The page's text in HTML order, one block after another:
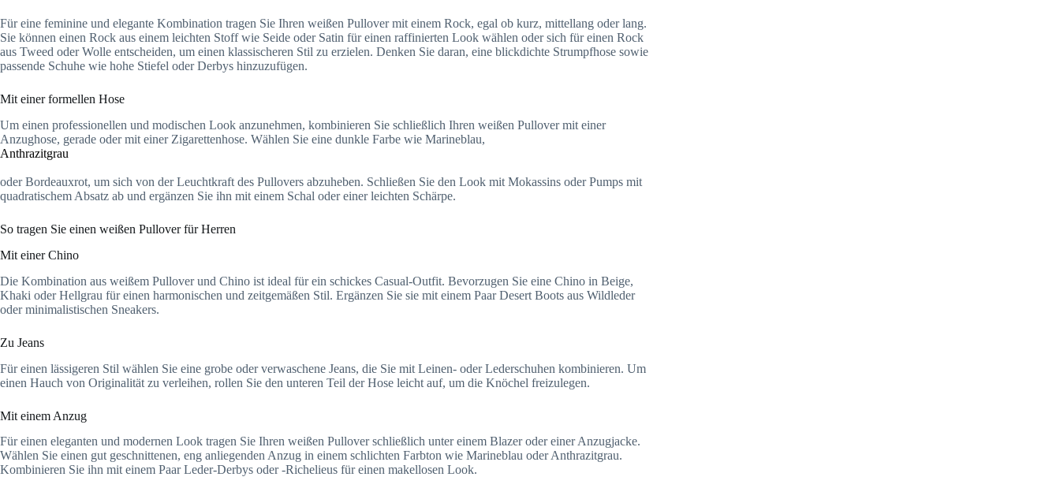
Für eine feminine und elegante Kombination tragen Sie Ihren weißen Pullover mit einem Rock, egal ob kurz, mittellang oder lang.
Sie können einen Rock aus einem leichten Stoff wie Seide oder Satin für einen raffinierten Look wählen oder sich für einen Rock
aus Tweed oder Wolle entscheiden, um einen klassischeren Stil zu erzielen. Denken Sie daran, eine blickdichte Strumpfhose sowie
passende Schuhe wie hohe Stiefel oder Derbys hinzuzufügen.
Mit einer formellen Hose
Um einen professionellen und modischen Look anzunehmen, kombinieren Sie schließlich Ihren weißen Pullover mit einer
Anzughose, gerade oder mit einer Zigarettenhose. Wählen Sie eine dunkle Farbe wie Marineblau,
Anthrazitgrau
oder Bordeauxrot, um sich von der Leuchtkraft des Pullovers abzuheben. Schließen Sie den Look mit Mokassins oder Pumps mit
quadratischem Absatz ab und ergänzen Sie ihn mit einem Schal oder einer leichten Schärpe.
So tragen Sie einen weißen Pullover für Herren
Mit einer Chino
Die Kombination aus weißem Pullover und Chino ist ideal für ein schickes Casual-Outfit. Bevorzugen Sie eine Chino in Beige,
Khaki oder Hellgrau für einen harmonischen und zeitgemäßen Stil. Ergänzen Sie sie mit einem Paar Desert Boots aus Wildleder
oder minimalistischen Sneakers.
Zu Jeans
Für einen lässigeren Stil wählen Sie eine grobe oder verwaschene Jeans, die Sie mit Leinen- oder Lederschuhen kombinieren. Um
einen Hauch von Originalität zu verleihen, rollen Sie den unteren Teil der Hose leicht auf, um die Knöchel freizulegen.
Mit einem Anzug
Für einen eleganten und modernen Look tragen Sie Ihren weißen Pullover schließlich unter einem Blazer oder einer Anzugjacke.
Wählen Sie einen gut geschnittenen, eng anliegenden Anzug in einem schlichten Farbton wie Marineblau oder Anthrazitgrau.
Kombinieren Sie ihn mit einem Paar Leder-Derbys oder -Richelieus für einen makellosen Look.